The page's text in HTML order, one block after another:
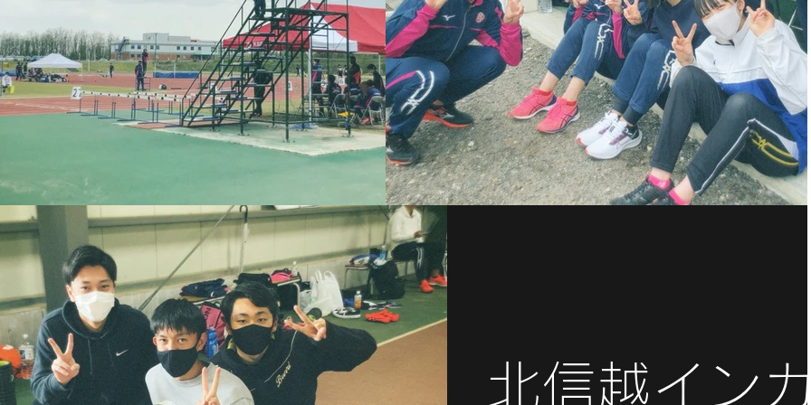
北信越イン